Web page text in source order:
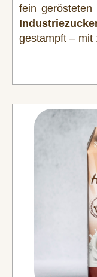
fein
gestampft – mit